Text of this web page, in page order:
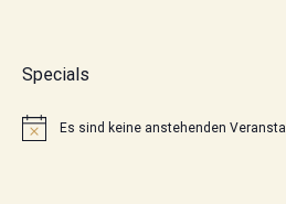
Specials
HinweisEs sind keine anstehenden